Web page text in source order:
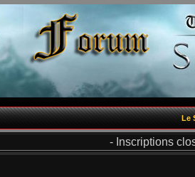
Le
- Inscriptions